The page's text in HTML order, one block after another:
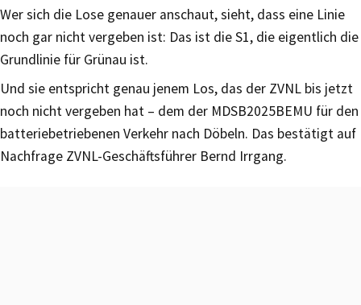
Wer sich die Lose genauer anschaut, sieht, dass eine Linie
noch gar nicht vergeben ist: Das ist die S1, die eigentlich die
Grundlinie für Grünau ist.
Und sie entspricht genau jenem Los, das der ZVNL bis jetzt
noch nicht vergeben hat – dem der MDSB2025BEMU für den
batteriebetriebenen Verkehr nach Döbeln. Das bestätigt auf
Nachfrage ZVNL-Geschäftsführer Bernd Irrgang.